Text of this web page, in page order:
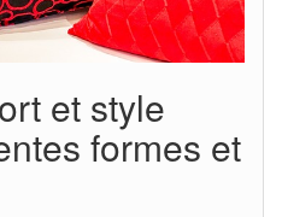
et style
formes et